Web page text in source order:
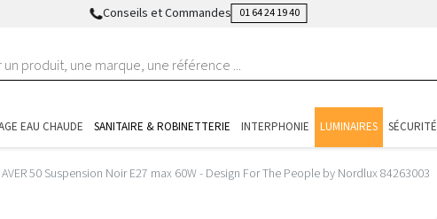
Conseils et Commandes 01 64 24 19 40
EAU CHAUDE SANITAIRE & ROBINETTERIE INTERPHONIE LUMINAIRES SÉCURITÉ
AVER 50 Suspension Noir E27 max 60W - Design For The People by Nordlux 84263003